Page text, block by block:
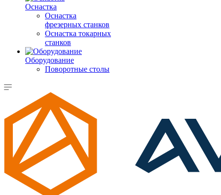
Оснастка
Оснастка
фрезерных станков
Оснастка токарных
станков
Оборудование
Поворотные столы